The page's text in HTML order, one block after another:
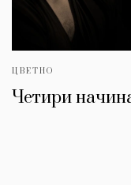
ЦВЕТНО
Четири